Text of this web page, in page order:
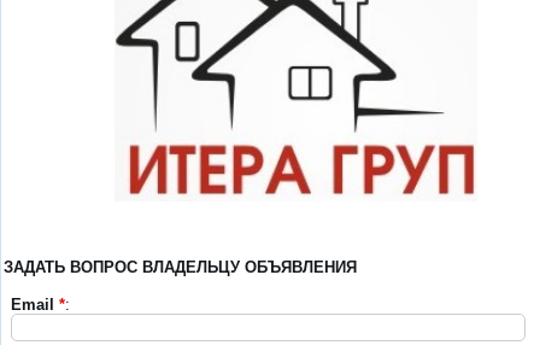
ЗАДАТЬ ВОПРОС ВЛАДЕЛЬЦУ ОБЪЯВЛЕНИЯ
Email *: